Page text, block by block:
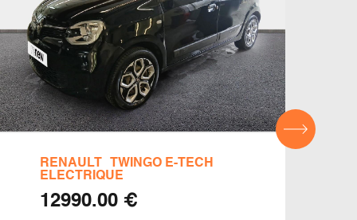
RENAULT
TWINGO E-TECH
ELECTRIQUE
€ 12990.00